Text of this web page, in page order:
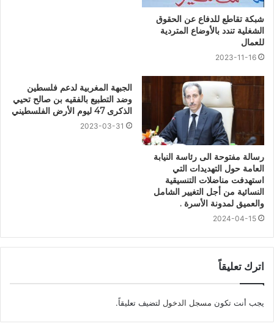
شبكة تقاطع للدفاع عن الحقوق
الشغلية تندد بالأوضاع المتردية
للعمال
2023-11-16
رسالة مفتوحة الى رئاسة النيابة
العامة حول التهديدات التي
استهدفت مناضلات التنسيقية
النسائية من أجل التغيير الشامل
والعميق لمدونة الأسرة .
2024-04-15
الجبهة المغربية لدعم فلسطين
وضد التطبيع بالفقيه بن صالح تحيي
الذكرى 47 ليوم الأرض الفلسطيني
2023-03-31
اترك تعليقاً
يجب أنت تكون مسجل الدخول لتضيف تعليقاً.